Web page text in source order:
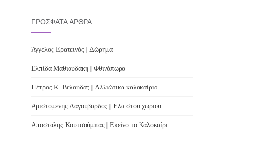
ΠΡΌΣΦΑΤΑ ΆΡΘΡΑ
Άγγελος Ερατεινός | Δώρημα
Ελπίδα Μαθιουδάκη | Φθινόπωρο
Πέτρος Κ. Βελούδας | Αλλιώτικα καλοκαίρια
Αριστομένης Λαγουβάρδος | Έλα στου χωριού
Αποστόλης Κουτσούμπας | Εκείνο το Καλοκαίρι